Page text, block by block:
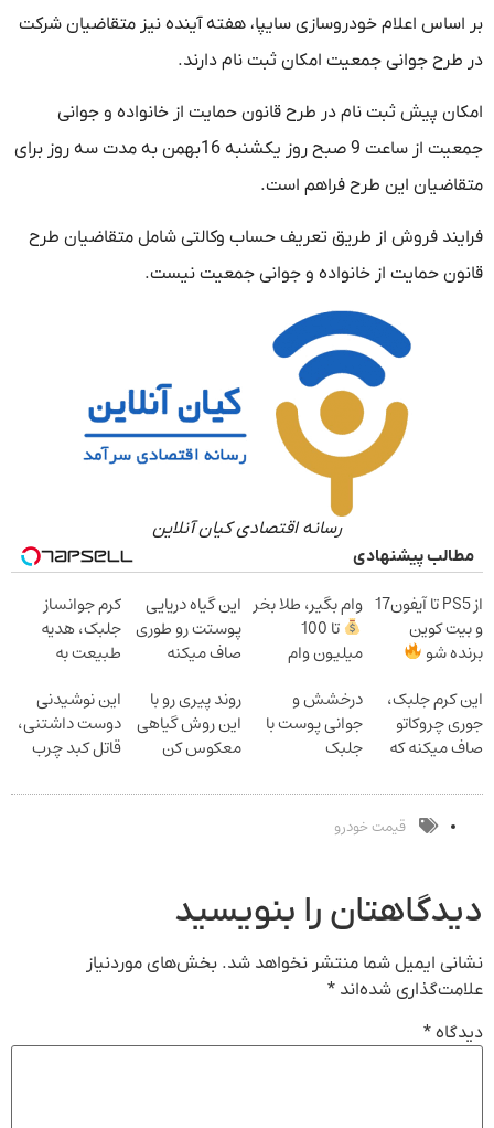
بر اساس اعلام خودروسازی سایپا، هفته آینده نیز متقاضیان شرکت
در طرح جوانی جمعیت امکان ثبت نام دارند.
امکان پیش ثبت نام در طرح قانون حمايت از خانواده و جوانی
جمعيت از ساعت 9 صبح روز يكشنبه 16بهمن به مدت سه روز برای
متقاضيان اين طرح فراهم است.
فرايند فروش از طريق تعريف حساب وکالتی شامل متقاضيان طرح
قانون حمايت از خانواده و جوانی جمعيت نیست.
رسانه اقتصادی کیان آنلاین
مطالب پیشنهادی
از PS5 تا آیفون17
و بیت کوین
برنده شو
بدون پوچ
وام بگیر، طلا بخر
تا 100
میلیون وام
ضامن
این گیاه دریایی
پوستت رو طوری
صاف میکنه
جوون شدی
لینک خرید
کرم جوانساز
جلبک، هدیه
طبیعت به
تخفیف ویژه)
این کرم جلبک،
جوری چروکاتو
صاف میکنه که
کردی!(تخفیف
ویژه)
درخشش و
جوانی پوست با
جلبک
خرید محصول با
تخفیف ویژه
روند پیری رو با
این روش گیاهی
معکوس کن
این نوشیدنی
دوست داشتنی،
قاتل کبد چرب
امشب)
قیمت خودرو
دیدگاهتان را بنویسید
نشانی ایمیل شما منتشر نخواهد شد. بخش‌های موردنیاز
علامت‌گذاری شده‌اند *
دیدگاه *